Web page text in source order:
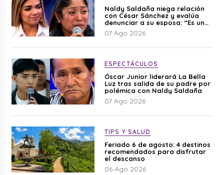
Naldy Saldaña niega relación
con César Sánchez y evalúa
denunciar a su esposa: “Es una
difamación”
07 Ago 2026
ESPECTÁCULOS
Óscar Junior liderará La Bella
Luz tras salida de su padre por
polémica con Naldy Saldaña
07 Ago 2026
TIPS Y SALUD
Feriado 6 de agosto: 4 destinos
recomendados para disfrutar
el descanso
06 Ago 2026